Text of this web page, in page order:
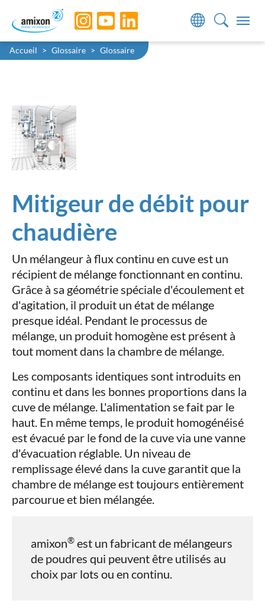
Skip to main navigation
Skip to main content
Skip to page footer
You are here:
Accueil Glossaire Glossaire
Mitigeur de débit pour
chaudière
Un mélangeur à flux continu en cuve est un
récipient de mélange fonctionnant en continu.
Grâce à sa géométrie spéciale d'écoulement et
d'agitation, il produit un état de mélange
presque idéal. Pendant le processus de
mélange, un produit homogène est présent à
tout moment dans la chambre de mélange.
Les composants identiques sont introduits en
continu et dans les bonnes proportions dans la
cuve de mélange. L'alimentation se fait par le
haut. En même temps, le produit homogénéisé
est évacué par le fond de la cuve via une vanne
d'évacuation réglable. Un niveau de
remplissage élevé dans la cuve garantit que la
chambre de mélange est toujours entièrement
parcourue et bien mélangée.
amixon® est un fabricant de mélangeurs
de poudres qui peuvent être utilisés au
choix par lots ou en continu.